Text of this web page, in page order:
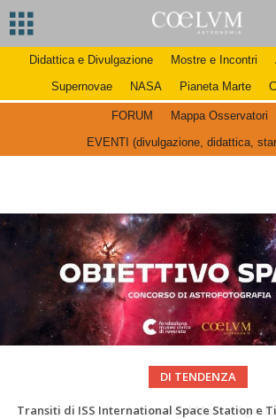
Didattica e Divulgazione Mostre e Incontri
Supernovae
NASA Pianeta Marte
FORUM
Mappa Osservatori
EVENTI (divulgazione, didattica,
DI TENDENZA
La Luna del Mese – Agosto 2026
Le costellazioni di Agosto 2026: